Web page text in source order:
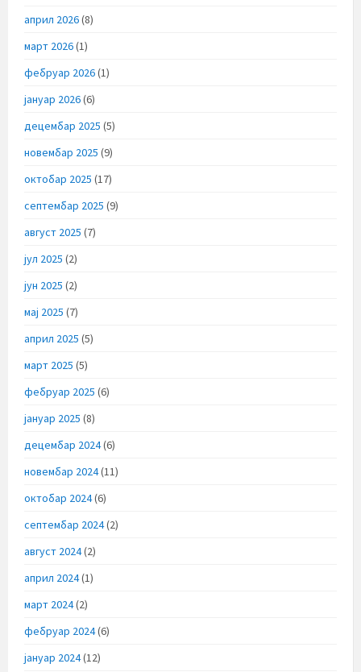
април 2026(8)
март 2026(1)
фебруар 2026(1)
јануар 2026(6)
децембар 2025 (5)
новембар 2025 (9)
октобар 2025 (17)
септембар 2025 (9)
август 2025 (7)
јул 2025 (2)
јун 2025 (2)
мај 2025 (7)
април 2025 (5)
март 2025 (5)
фебруар 2025 (6)
јануар 2025 (8)
децембар 2024(6)
новембар 2024(11)
октобар 2024(6)
септембар 2024(2)
август 2024(2)
април 2024(1)
март 2024(2)
фебруар 2024(6)
јануар 2024(12)